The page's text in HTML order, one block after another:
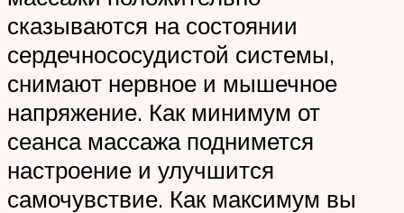
сказываются на состоянии
сердечнососудистой системы,
снимают нервное и мышечное
напряжение. Как минимум от
сеанса массажа поднимется
настроение и улучшится
самочувствие. Как максимум вы